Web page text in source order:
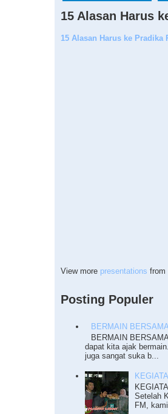
15 Alasan Harus
15 Alasan Harus ke Pradika
View more presentations from
Posting Populer
BERMAIN
BERMAIN
dapat kita ajak
juga sangat suka b...
Setelah
FM,